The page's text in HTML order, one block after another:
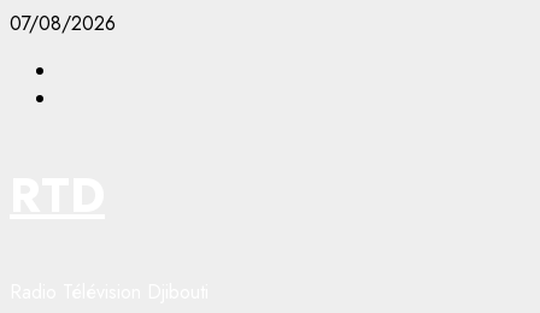
Aller
contenu
07/08/2026